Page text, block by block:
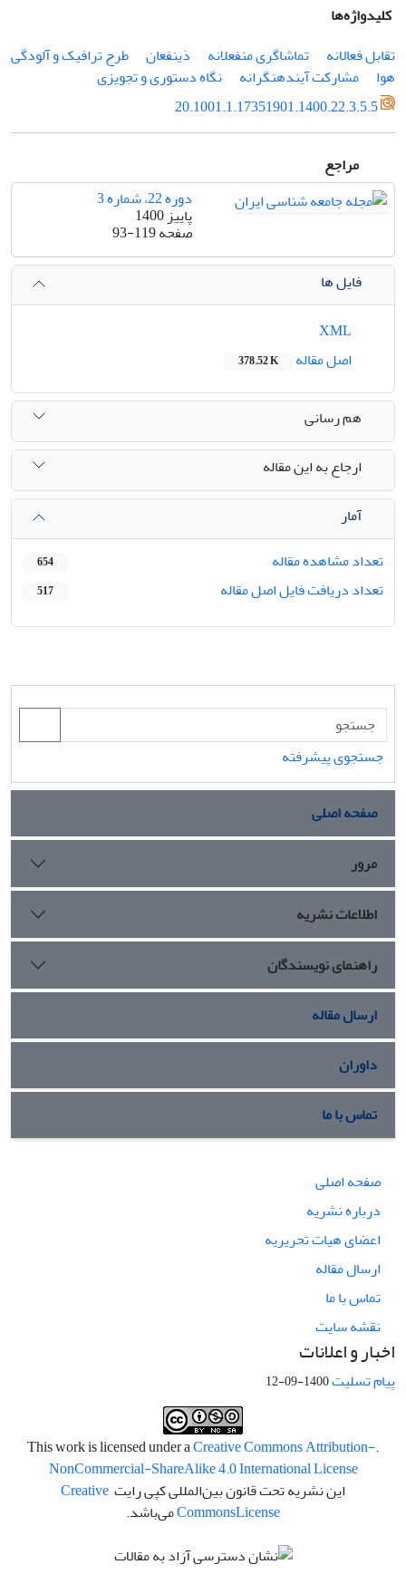
کلیدواژه‌ها
تقابل فعالانه
تماشاگری منفعلانه ذینفعان
طرح ترافیک و آلودگی
هوا
مشارکت آیندهنگرانه
نگاه دستوری و تجویزی
20.1001.1.17351901.1400.22.3.5.5
مراجع
دوره 22، شماره 3
پاییز 1400
صفحه93-119
فایل ها
اصل مقاله
378.52 K
هم رسانی
ارجاع به این مقاله
آمار
تعداد مشاهده مقاله
654
تعداد دریافت فایل اصل مقاله 517
جستجوی پیشرفته
صفحه اصلی
مرور
اطلاعات نشریه
راهنمای نویسندگان
ارسال مقاله
داوران
تماس با ما
صفحه اصلی
درباره نشریه
اعضای هیات تحریریه
ارسال مقاله
تماس با ما
نقشه سایت
اخبار و اعلانات
پیام تسلیت1400-09-12
.This work is licensed under a
Creative Commons Attribution-
NonCommercial-ShareAlike 4.0 International License
این نشریه تحت قانون بین‌المللی کپی رایت Creative
CommonsLicense می‌باشد.